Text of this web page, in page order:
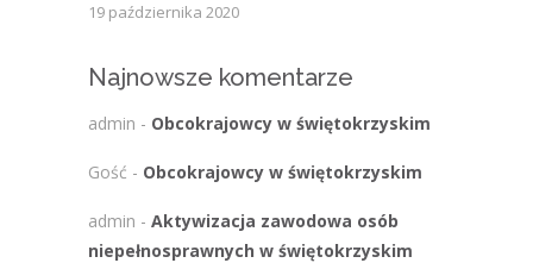
19 października 2020
Najnowsze komentarze
admin - Obcokrajowcy w świętokrzyskim
Gość - Obcokrajowcy w świętokrzyskim
admin - Aktywizacja zawodowa osób
niepełnosprawnych w świętokrzyskim